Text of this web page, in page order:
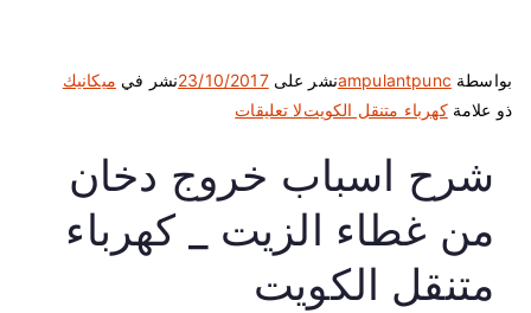
بواسطة ampulantpuncنشر على23/10/2017نشر في ميكانيك
ذو علامةكهرباء متنقل الكويتلا تعليقات
ع
ش
ر
شرح اسباب خروج دخان
من غطاء الزيت _ كهرباء
متنقل الكويت